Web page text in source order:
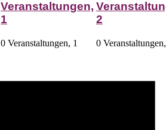
Veranstaltungen,
1
0 Veranstaltungen, 1
2
0